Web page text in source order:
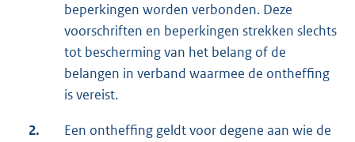
beperkingen worden verbonden. Deze
voorschriften en beperkingen strekken slechts
tot bescherming van het belang of de
belangen in verband waarmee de ontheffing
is vereist.
2.
Een ontheffing geldt voor degene aan wie de